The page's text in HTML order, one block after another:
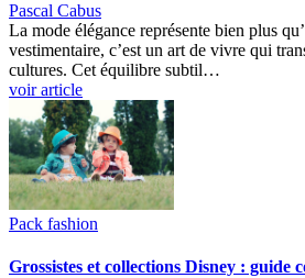
Pascal Cabus
La mode élégance représente bien plus
vestimentaire, c’est un art de vivre qui
cultures. Cet équilibre subtil…
voir article
Pack fashion
Grossistes et collections Disney : guide